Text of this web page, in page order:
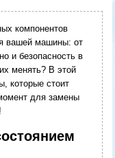
компонентов
вашей машины: от
и безопасность в
менять? В этой
которые стоит
для замены